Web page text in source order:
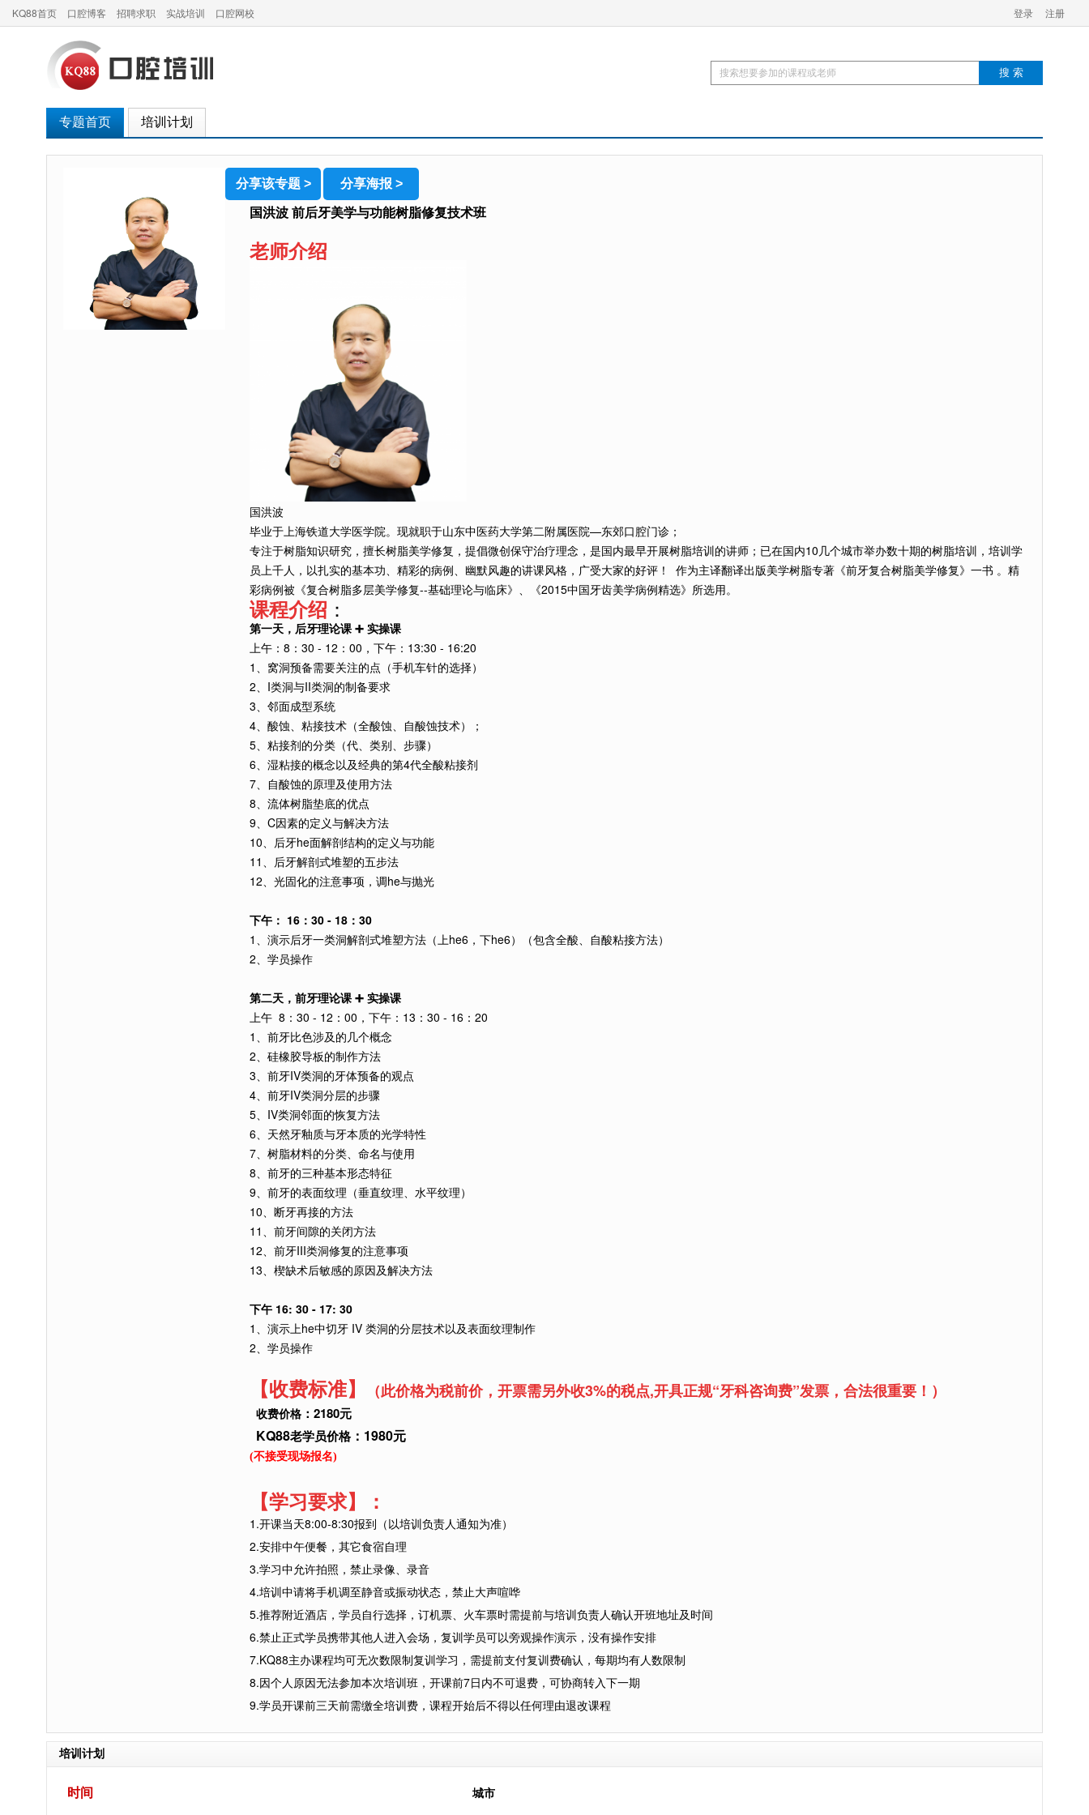
KQ88首页 口腔博客 招聘求职 实战培训 口腔网校 登录 注册
搜 索
专题首页 培训计划
分享该专题 > 分享海报 >
国洪波 前后牙美学与功能树脂修复技术班
老师介绍
国洪波
毕业于上海铁道大学医学院。现就职于山东中医药大学第二附属医院—东郊口腔门诊；
专注于树脂知识研究，擅长树脂美学修复，提倡微创保守治疗理念，是国内最早开展树脂培训的讲师；已在国内10几个城市举办数十期的树脂培训，培训学
员上千人，以扎实的基本功、精彩的病例、幽默风趣的讲课风格，广受大家的好评！ 作为主译翻译出版美学树脂专著《前牙复合树脂美学修复》一书 。精
彩病例被《复合树脂多层美学修复--基础理论与临床》、《2015中国牙齿美学病例精选》所选用。
课程介绍 ：
第一天，后牙理论课 ➕ 实操课
上午：8：30 - 12：00，下午：13:30 - 16:20
1、窝洞预备需要关注的点（手机车针的选择）
2、I类洞与II类洞的制备要求
3、邻面成型系统
4、酸蚀、粘接技术（全酸蚀、自酸蚀技术）；
5、粘接剂的分类（代、类别、步骤）
6、湿粘接的概念以及经典的第4代全酸粘接剂
7、自酸蚀的原理及使用方法
8、流体树脂垫底的优点
9、C因素的定义与解决方法
10、后牙he面解剖结构的定义与功能
11、后牙解剖式堆塑的五步法
12、光固化的注意事项，调he与抛光
下午： 16：30 - 18：30
1、演示后牙一类洞解剖式堆塑方法（上he6，下he6）（包含全酸、自酸粘接方法）
2、学员操作
第二天，前牙理论课 ➕ 实操课
上午 8：30 - 12：00，下午：13：30 - 16：20
1、前牙比色涉及的几个概念
2、硅橡胶导板的制作方法
3、前牙IV类洞的牙体预备的观点
4、前牙IV类洞分层的步骤
5、IV类洞邻面的恢复方法
6、天然牙釉质与牙本质的光学特性
7、树脂材料的分类、命名与使用
8、前牙的三种基本形态特征
9、前牙的表面纹理（垂直纹理、水平纹理）
10、断牙再接的方法
11、前牙间隙的关闭方法
12、前牙III类洞修复的注意事项
13、楔缺术后敏感的原因及解决方法
下午 16: 30 - 17: 30
1、演示上he中切牙 IV 类洞的分层技术以及表面纹理制作
2、学员操作
【收费标准】 （此价格为税前价，开票需另外收3%的税点,开具正规“牙科咨询费”发票，合法很重要！ ）
收费价格 ：2180元
KQ88老学员价格：1980元
(不接受现场报名)
【学习要求】：
1.开课当天8:00-8:30报到（以培训负责人通知为准）
2.安排中午便餐，其它食宿自理
3.学习中允许拍照，禁止录像、录音
4.培训中请将手机调至静音或振动状态，禁止大声喧哗
5.推荐附近酒店，学员自行选择，订机票、火车票时需提前与培训负责人确认开班地址及时间
6.禁止正式学员携带其他人进入会场，复训学员可以旁观操作演示，没有操作安排
7.KQ88主办课程均可无次数限制复训学习，需提前支付复训费确认，每期均有人数限制
8.因个人原因无法参加本次培训班，开课前7日内不可退费，可协商转入下一期
9.学员开课前三天前需缴全培训费，课程开始后不得以任何理由退改课程
培训计划
时间 城市